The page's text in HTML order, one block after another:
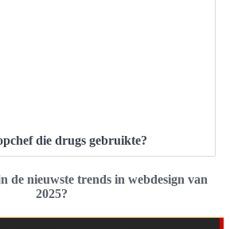
die drugs gebruikte?
de nieuwste trends in webdesign van
2025?